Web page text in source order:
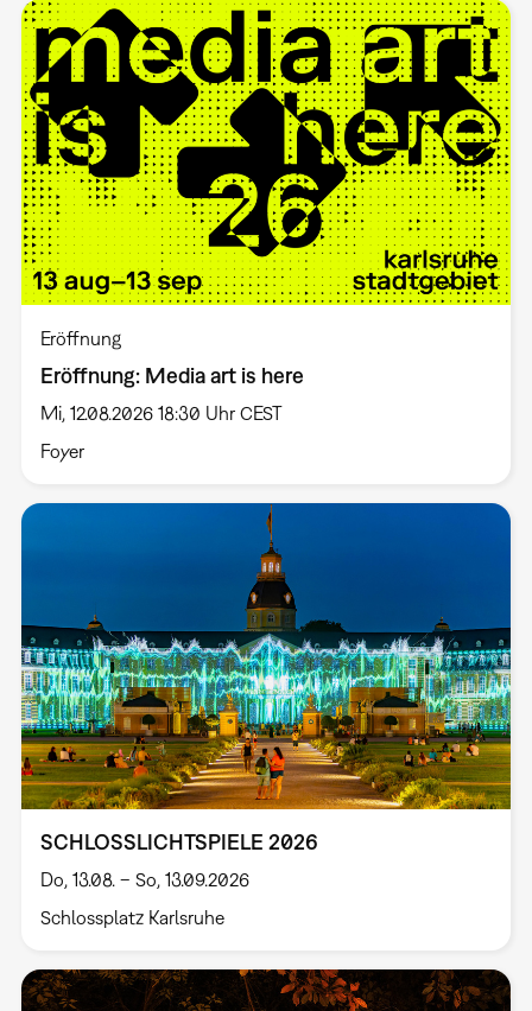
Eröffnung
Eröffnung: Media art is here
Mi, 12.08.2026 18:30 Uhr CEST
Foyer
SCHLOSSLICHTSPIELE 2026
Do, 13.08. – So, 13.09.2026
Schlossplatz Karlsruhe